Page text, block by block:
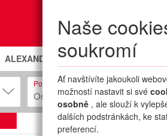
MojePřihlášení
Naše
soukromí
Ať navštívíte jakoukoli
možností nastavit si své
osobně , ale slouží k
dalších podstránkách, ke
preferencí.
ALEXANDRIA PREMIUM CLUB
Počet osob
Osob: 2 + 0